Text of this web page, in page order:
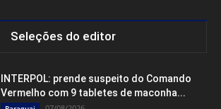
Seleções do editor
INTERPOL: prende suspeito do Comando
Vermelho com 9 tabletes de maconha...